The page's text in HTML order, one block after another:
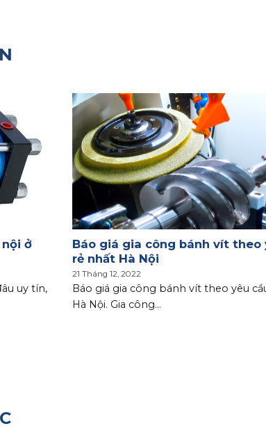
ở
uy tín,
Báo giá gia công bánh vít theo
rẻ nhất Hà Nội
21 Tháng 12, 2022
Báo giá gia công bánh vít theo yêu
Hà Nội. Gia công...